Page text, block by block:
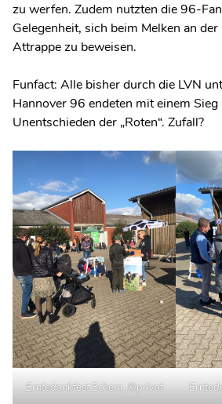
zu werfen. Zudem nutzten die 96-
Gelegenheit, sich beim Melken an
Attrappe zu beweisen.
Funfact: Alle bisher durch die LVN
Hannover 96 endeten mit einem Sieg
Unentschieden der „Roten“. Zufall?
Erntedankfest Echem_©privat